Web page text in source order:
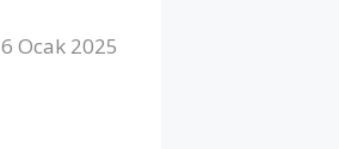
6 Ocak 2025